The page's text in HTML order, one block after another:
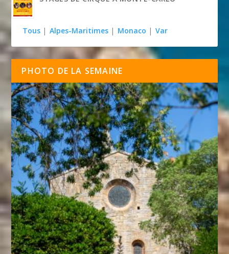
Tous | Alpes-Maritimes | Monaco | Var
PHOTO DE LA SEMAINE